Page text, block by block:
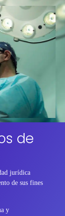
de
jurídica
de sus fines
y